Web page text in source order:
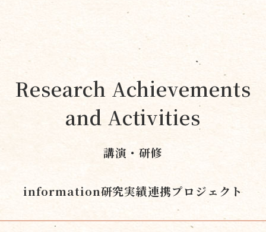
Research Achievements
and Activities
講演・研修
information研究実績連携プロジェクト